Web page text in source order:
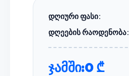
დღიური ფასი:
დღეების რაოდენობა:
ჯამში:0 ₾